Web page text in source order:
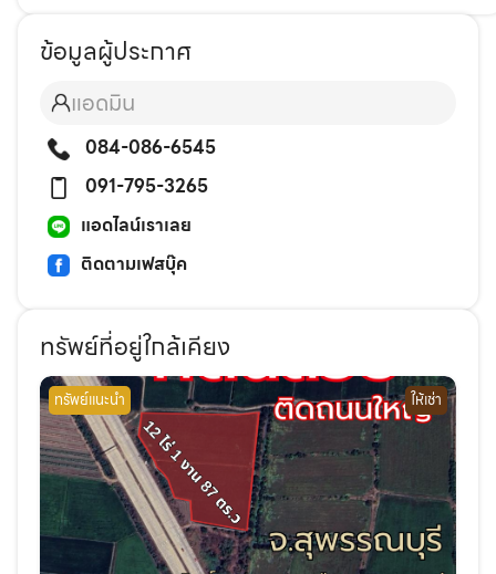
ข้อมูลผู้ประกาศ
แอดมิน
084-086-6545
091-795-3265
แอดไลน์เราเลย
ติดตามเฟสบุ๊ค
ทรัพย์ที่อยู่ใกล้เคียง
ทรัพย์แนะนำ ให้เช่า